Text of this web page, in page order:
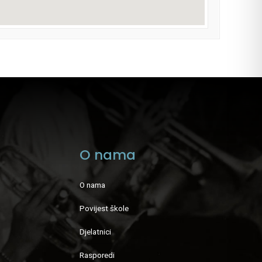
O nama
O nama
Povijest škole
Djelatnici
Rasporedi